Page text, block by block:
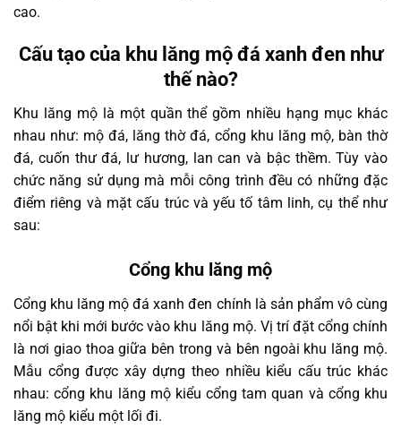
cao.
Cấu tạo của khu lăng mộ đá xanh đen như
thế nào?
Khu lăng mộ là một quần thể gồm nhiều hạng mục khác
nhau như: mộ đá, lăng thờ đá, cổng khu lăng mộ, bàn thờ
đá, cuốn thư đá, lư hương, lan can và bậc thềm. Tùy vào
chức năng sử dụng mà mỗi công trình đều có những đặc
điểm riêng và mặt cấu trúc và yếu tố tâm linh, cụ thể như
sau:
Cổng khu lăng mộ
Cổng khu lăng mộ đá xanh đen chính là sản phẩm vô cùng
nổi bật khi mới bước vào khu lăng mộ. Vị trí đặt cổng chính
là nơi giao thoa giữa bên trong và bên ngoài khu lăng mộ.
Mẫu cổng được xây dựng theo nhiều kiểu cấu trúc khác
nhau: cổng khu lăng mộ kiểu cổng tam quan và cổng khu
lăng mộ kiểu một lối đi.